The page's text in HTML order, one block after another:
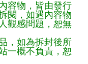
容物，皆由發行
閱，如遇內容物
觀感問題，恕無
，如為拆封後所
一概不負責，恕